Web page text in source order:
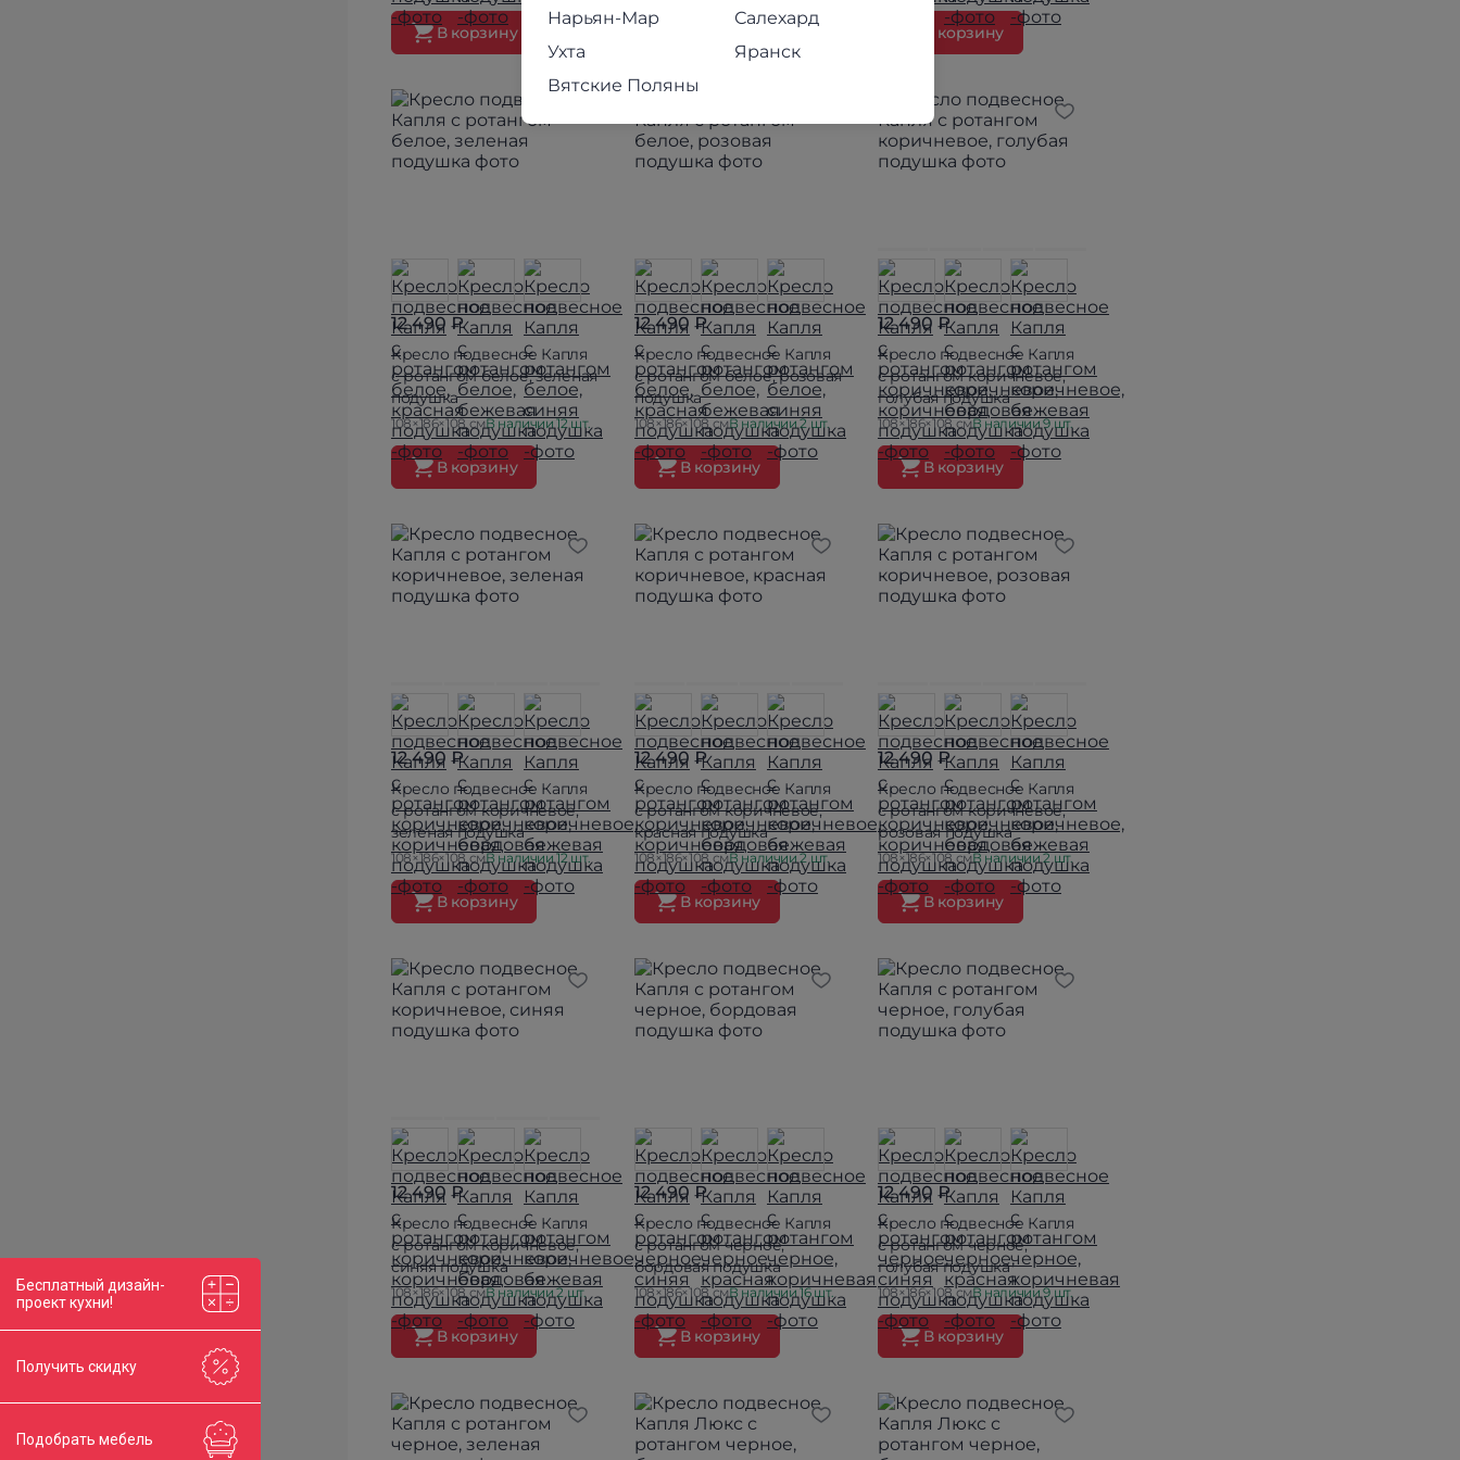
В корзину В корзину
12 490 ₽
Кресло подвесное Капля
с ротангом белое, зеленая
подушка
108×186×108 смВ наличии 12 шт.
В корзину
12 490 ₽
Кресло подвесное Капля
с ротангом белое, розовая
подушка
108×186×108 смВ наличии 2 шт.
В корзину
12 490 ₽
Кресло подвесное Капля
с ротангом коричневое,
голубая подушка
108×186×108 смВ наличии 9 шт.
В корзину
12 490 ₽
Кресло подвесное Капля
с ротангом коричневое,
зеленая подушка
108×186×108 смВ наличии 12 шт.
В корзину
12 490 ₽
Кресло подвесное Капля
с ротангом коричневое,
красная подушка
108×186×108 смВ наличии 2 шт.
В корзину
12 490 ₽
Кресло подвесное Капля
с ротангом коричневое,
розовая подушка
108×186×108 смВ наличии 2 шт.
В корзину
12 490 ₽
Кресло подвесное Капля
с ротангом коричневое,
синяя подушка
108×186×108 смВ наличии 2 шт.
В корзину
12 490 ₽
Кресло подвесное Капля
с ротангом черное,
бордовая подушка
108×186×108 смВ наличии 16 шт.
В корзину
12 490 ₽
Кресло подвесное Капля
с ротангом черное,
голубая подушка
108×186×108 смВ наличии 9 шт.
В корзину
Нарьян-Мар
Салехард
Ухта
Яранск
Вятские Поляны
Бесплатный дизайн-
проект кухни!
Получить скидку
Подобрать мебель